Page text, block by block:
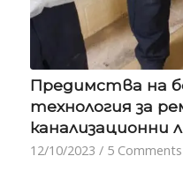
Предимства на
технология за
канализационни
12/10/2023 / 5 Comments